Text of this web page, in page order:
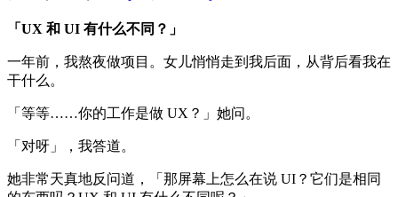
「UX 和 UI 有什么不同？」
一年前，我熬夜做项目。女儿悄悄走到我后面，从背后看我在
干什么。
「等等……你的工作是做 UX？」她问。
「对呀」，我答道。
她非常天真地反问道，「那屏幕上怎么在说 UI？它们是相同